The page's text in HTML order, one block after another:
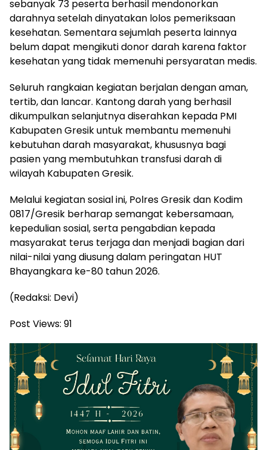
sebanyak 73 peserta berhasil mendonorkan
darahnya setelah dinyatakan lolos pemeriksaan
kesehatan. Sementara sejumlah peserta lainnya
belum dapat mengikuti donor darah karena faktor
kesehatan yang tidak memenuhi persyaratan medis.
Seluruh rangkaian kegiatan berjalan dengan aman,
tertib, dan lancar. Kantong darah yang berhasil
dikumpulkan selanjutnya diserahkan kepada PMI
Kabupaten Gresik untuk membantu memenuhi
kebutuhan darah masyarakat, khususnya bagi
pasien yang membutuhkan transfusi darah di
wilayah Kabupaten Gresik.
Melalui kegiatan sosial ini, Polres Gresik dan Kodim
0817/Gresik berharap semangat kebersamaan,
kepedulian sosial, serta pengabdian kepada
masyarakat terus terjaga dan menjadi bagian dari
nilai-nilai yang diusung dalam peringatan HUT
Bhayangkara ke-80 tahun 2026.
(Redaksi: Devi)
Post Views: 91